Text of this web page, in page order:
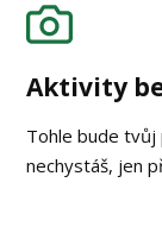
Aktivity
Tohle bude tvůj
nechystáš, jen